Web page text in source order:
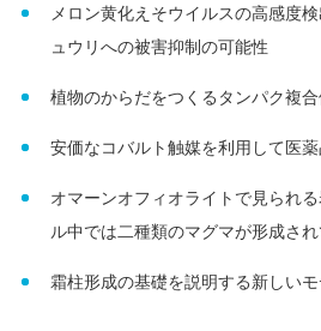
メロン黄化えそウイルスの高感度
ュウリへの被害抑制の可能性
植物のからだをつくるタンパク複
安価なコバルト触媒を利用して医
オマーンオフィオライトで見られ
ル中では二種類のマグマが形成され
霜柱形成の基礎を説明する新しい